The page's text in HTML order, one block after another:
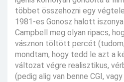
többet összehozni egy
1981-es Gonosz halott
Campbell meg olyan ripacs,
vásznon töltött percét
mondtam, hogy tedd le azt a
változat végre realisztikus,
(pedig alig van benne CGI,